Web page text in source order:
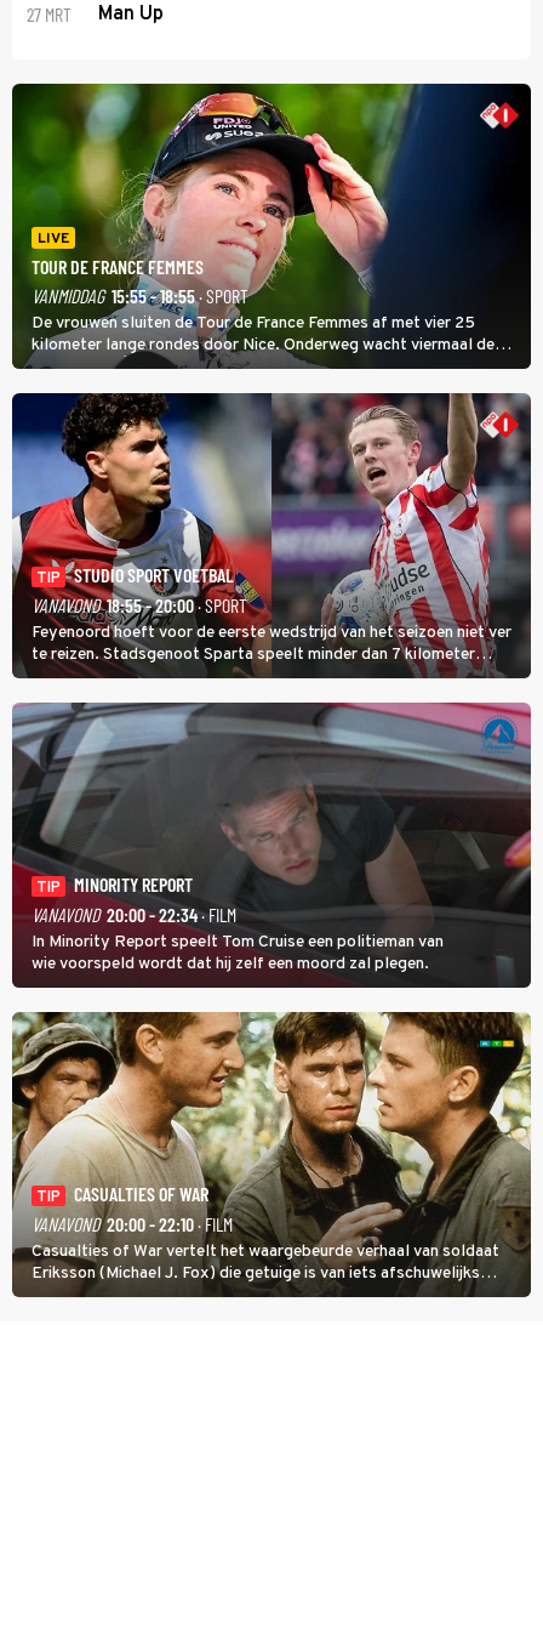
27 MRT Man Up
LIVE
TOUR DE FRANCE FEMMES
VANMIDDAG 15:55 - 18:55· SPORT
De vrouwen sluiten de Tour de France Femmes af met vier 25
kilometer lange rondes door Nice. Onderweg wacht viermaal de
zware Col d'Èze. Aan de finish op de Promenade des Anglais krijgt
de eindwinnaar de laatste gele trui.
TIP
STUDIO SPORT VOETBAL
VANAVOND 18:55 - 20:00· SPORT
Feyenoord hoeft voor de eerste wedstrijd van het seizoen niet ver
te reizen. Stadsgenoot Sparta speelt minder dan 7 kilometer
verderop. Feyenoord trok de Spaanse spits Nacho Ferri aan van
KVC Westerlo uit België.
TIP
MINORITY REPORT
VANAVOND 20:00 - 22:34· FILM
In Minority Report speelt Tom Cruise een politieman van
wie voorspeld wordt dat hij zelf een moord zal plegen.
TIP
CASUALTIES OF WAR
VANAVOND 20:00 - 22:10· FILM
Casualties of War vertelt het waargebeurde verhaal van soldaat
Eriksson (Michael J. Fox) die getuige is van iets afschuwelijks
tijdens de Vietnamoorlog. Hij besluit uit de school te klappen.